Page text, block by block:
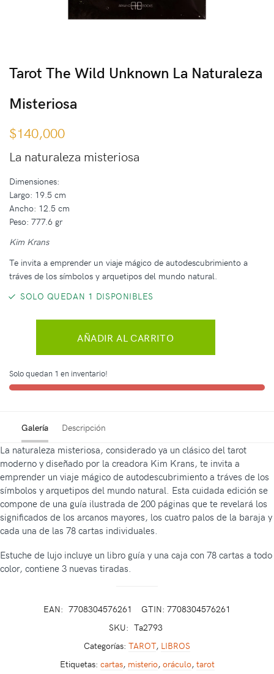
Tarot The Wild Unknown La Naturaleza
Misteriosa
$140,000
La naturaleza misteriosa
Dimensiones:
Largo: 19.5 cm
Ancho: 12.5 cm
Peso: 777.6 gr
Kim Krans
Te invita a emprender un viaje mágico de autodescubrimiento a
tráves de los símbolos y arquetipos del mundo natural.
SOLO QUEDAN 1 DISPONIBLES
AÑADIR AL CARRITO
Solo quedan 1 en inventario!
Galería Descripción
La naturaleza misteriosa, considerado ya un clásico del tarot
moderno y diseñado por la creadora Kim Krans, te invita a
emprender un viaje mágico de autodescubrimiento a tráves de los
símbolos y arquetipos del mundo natural. Esta cuidada edición se
compone de una guía ilustrada de 200 páginas que te revelará los
significados de los arcanos mayores, los cuatro palos de la baraja y
cada una de las 78 cartas individuales.
Estuche de lujo incluye un libro guía y una caja con 78 cartas a todo
color, contiene 3 nuevas tiradas.
EAN: 7708304576261
GTIN: 7708304576261
SKU: Ta2793
Categorías: TAROT, LIBROS
Etiquetas: cartas, misterio, oráculo, tarot